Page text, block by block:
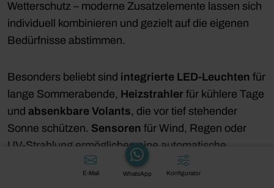
Wetterschutz – moderne Zusatzelemente lassen sich
individuell kombinieren und gezielt auf die eigenen
Bedürfnisse abstimmen.
Besonders beliebt sind integrierte LED-Leuchten für
lange Sommerabende, Heizstrahler für kühlere Tage
und absenkbare Volants, die vor tief stehender
Sonne schützen. Sensoren für Wind, Regen oder
UV-Strahlung ermöglichen eine automatische
Steuerung, während
Seitenteile
zusätzlichen Sicht-
und Windschutz bieten. Auch beim Markisentuch
E-Mail WhatsApp Konfigurator